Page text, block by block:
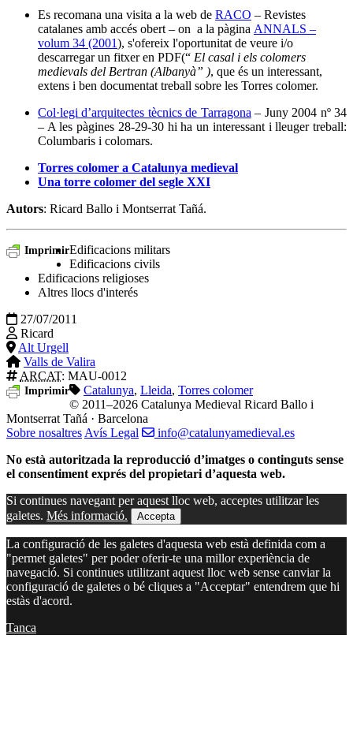
Es recomana una visita a la web de RACO – Revistes
catalanes amb accés obert – on a la pàgina ANNALS –
volum 34 (2001), s'ofereix l'oportunitat de veure i/o
descarregar un fitxer en PDF(“ El casal i els colomers
medievals del Bertran (Albanyà” ), que és un interessant,
extens i ben documentat treball sobre les Torres colomer.
Col·legi d’arquitectes tècnics de Tarragona – Juny 2004 nº 34
– A les pàgines 28-29-30 hi ha un interessant i lleuger treball:
Columbaris i colomars.
Torres colomer a Catalunya medieval
Una torre colomer del segle XXI
Autors: Ricard Ballo i Montserrat Tañá.
ImprimirEdificacions militars
Edificacions civils
Edificacions religioses
Altres llocs d'interés
27/07/2011
Ricard
Alt Urgell
Valls de Valira
ARCAT: MAU-0012
Imprimir Catalunya, Lleida, Torres colomer
© 2011–2026 Catalunya Medieval Ricard Ballo i
Montserrat Tañá · Barcelona
Sobre nosaltres Avís Legal
info@catalunyamedieval.es
No està autoritzada la reproducció d’imatges o continguts sense
el consentiment exprés del propietari d’aquesta web.
Si continues navegant per aquest lloc web, acceptes utilitzar les
galetes. Més informació. Accepta
La configuració de les galetes d'aquesta web està definida com a
"permet galetes" per poder oferir-te una millor experiència de
navegació. Si continues utilitzant aquest lloc web sense canviar la
configuració de galetes o bé cliques a "Acceptar" entendrem que hi
estàs d'acord.
Tanca